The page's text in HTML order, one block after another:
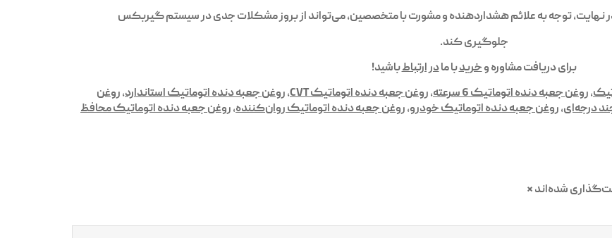
توجه به علائم هشداردهنده و مشورت با متخصصین، می‌تواند از بروز مشکلات جدی در سیستم گیربکس
جلوگیری کند.
برای دریافت مشاوره وخریدبا مادر ارتباطباشید!
,روغن جعبه دنده اتوماتیک 6 سرعته ,روغن جعبه دنده اتوماتیک CVT ,روغن جعبه دنده اتوماتیک استاندارد,روغن
درجه‌ای,روغن جعبه دنده اتوماتیک خودرو,روغن جعبه دنده اتوماتیک روان‌کننده,روغن جعبه دنده اتوماتیک محافظ
شده‌اند*